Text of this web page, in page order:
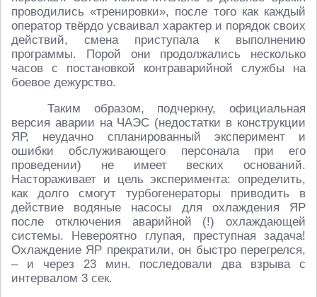
проводились «тренировки», после того как каждый
оператор твёрдо усваивал характер и порядок своих
действий, смена приступала к выполнению
программы. Порой они продолжались несколько
часов с постановкой контраварийной службы на
боевое дежурство.
Таким образом, подчеркну, официальная
версия аварии на ЧАЭС (недостатки в конструкции
ЯР, неудачно спланированный эксперимент и
ошибки обслуживающего персонала при его
проведении) не имеет веских оснований.
Настораживает и цель эксперимента: определить,
как долго смогут турбогенераторы приводить в
действие водяные насосы для охлаждения ЯР
после отключения аварийной (!) охлаждающей
системы. Невероятно глупая, преступная задача!
Охлаждение ЯР прекратили, он быстро перегрелся,
– и через 23 мин. последовали два взрыва с
интервалом 3 сек.